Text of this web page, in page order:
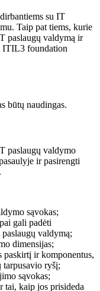
su IT
Taip pat tiems, kurie
paslaugų valdymą ir
ITIL3 foundation
būtų naudingas.
paslaugų valdymo
ir pasirengti
sąvokas;
gali padėti
valdymą;
dimensijas;
paskirtį ir komponentus,
tarpusavio ryšį;
sąvokas;
tai, kaip jos prisideda